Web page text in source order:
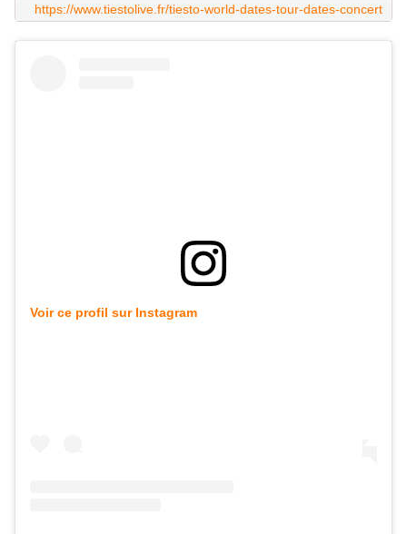
https://www.tiestolive.fr/tiesto-world-dates-tour-dates-concert
Voir ce profil sur Instagram